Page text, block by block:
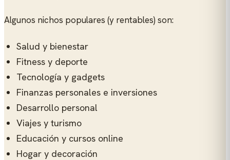
Algunos nichos populares (y rentables) son:
Salud y bienestar
Fitness y deporte
Tecnología y gadgets
Finanzas personales e inversiones
Desarrollo personal
Viajes y turismo
Educación y cursos online
Hogar y decoración